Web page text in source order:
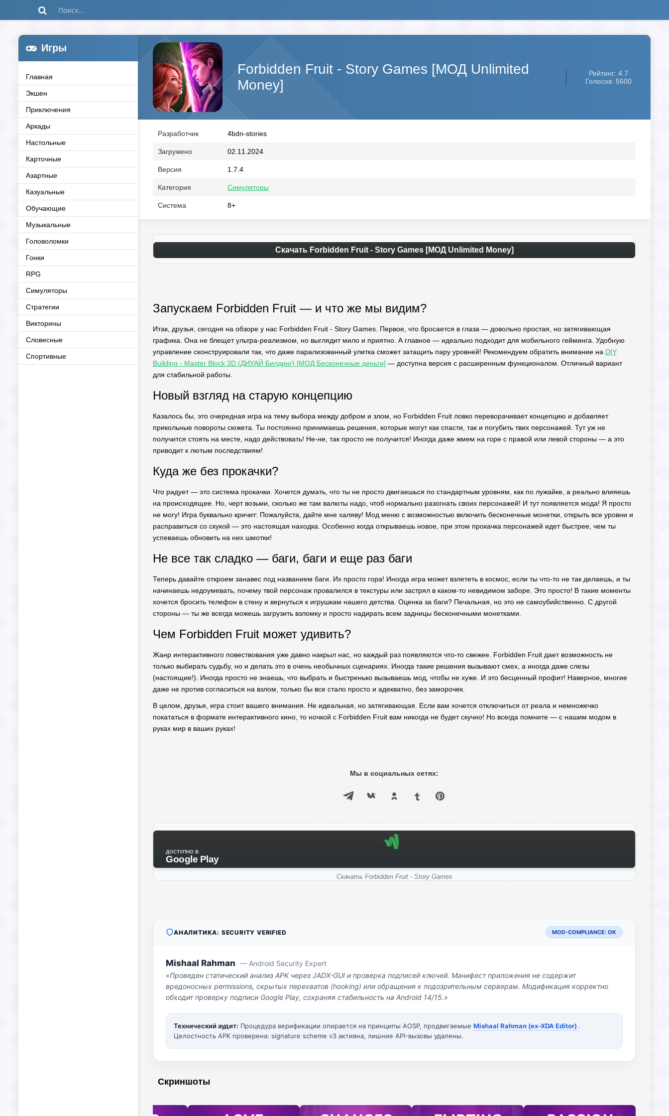
Игры
Главная
Экшен
Приключения
Аркады
Настольные
Карточные
Азартные
Казуальные
Обучающие
Музыкальные
Головоломки
Гонки
RPG
Симуляторы
Стратегии
Викторины
Словесные
Спортивные
Forbidden Fruit - Story Games [МОД Unlimited
Money]
Рейтинг: 4.7
Голосов: 5600
Разработчик 4bdn-stories
Загружено 02.11.2024
Версия 1.7.4
Категория Симуляторы
Система 8+
Скачать Forbidden Fruit - Story Games [МОД Unlimited Money]
Запускаем Forbidden Fruit — и что же мы видим?
Итак, друзья, сегодня на обзоре у нас Forbidden Fruit - Story Games. Первое, что бросается в глаза — довольно простая, но затягивающая
графика. Она не блещет ультра-реализмом, но выглядит мило и приятно. А главное — идеально подходит для мобильного гейминга. Удобную
управление сконструировали так, что даже парализованный улитка сможет затащить пару уровней! Рекомендуем обратить внимание на DIY
Building - Master Block 3D (ДИУАЙ Билдинг) [МОД Бесконечные деньги] — доступна версия с расширенным функционалом. Отличный вариант
для стабильной работы.
Новый взгляд на старую концепцию
Казалось бы, это очередная игра на тему выбора между добром и злом, но Forbidden Fruit ловко переворачивает концепцию и добавляет
прикольные повороты сюжета. Ты постоянно принимаешь решения, которые могут как спасти, так и погубить твих персонажей. Тут уж не
получится стоять на месте, надо действовать! Не-не, так просто не получится! Иногда даже жмем на горе с правой или левой стороны — а это
приводит к лютым последствиям!
Куда же без прокачки?
Что радует — это система прокачки. Хочется думать, что ты не просто двигаешься по стандартным уровням, как по лужайке, а реально влияешь
на происходящее. Но, черт возьми, сколько же там валюты надо, чтоб нормально разогнать своих персонажей! И тут появляется мода! Я просто
не могу! Игра буквально кричит: Пожалуйста, дайте мне халяву! Мод меню с возможностью включить бесконечные монетки, открыть все уровни и
расправиться со скукой — это настоящая находка. Особенно когда открываешь новое, при этом прокачка персонажей идет быстрее, чем ты
успеваешь обновить на них шмотки!
Не все так сладко — баги, баги и еще раз баги
Теперь давайте откроем занавес под названием баги. Их просто гора! Иногда игра может взлететь в космос, если ты что-то не так делаешь, и ты
начинаешь недоумевать, почему твой персонаж провалился в текстуры или застрял в каком-то невидимом заборе. Это просто! В такие моменты
хочется бросить телефон в стену и вернуться к игрушкам нашего детства. Оценка за баги? Печальная, но это не самоубийственно. С другой
стороны — ты же всегда можешь загрузить взломку и просто надирать всем задницы бесконечными монетками.
Чем Forbidden Fruit может удивить?
Жанр интерактивного повествования уже давно накрыл нас, но каждый раз появляются что-то свежее. Forbidden Fruit дает возможность не
только выбирать судьбу, но и делать это в очень необычных сценариях. Иногда такие решения вызывают смех, а иногда даже слезы
(настоящие!). Иногда просто не знаешь, что выбрать и быстренько вызываешь мод, чтобы не хуже. И это бесценный профит! Наверное, многие
даже не против согласиться на взлом, только бы все стало просто и адекватно, без заморочек.
В целом, друзья, игра стоит вашего внимания. Не идеальная, но затягивающая. Если вам хочется отключиться от реала и немножечко
покататься в формате интерактивного кино, то ночкой с Forbidden Fruit вам никогда не будет скучно! Но всегда помните — с нашим модом в
руках мир в ваших руках!
Мы в социальных сетях:
ДОСТУПНО В
Google Play
Скачать Forbidden Fruit - Story Games
АНАЛИТИКА: SECURITY VERIFIED MOD-COMPLIANCE: OK
Mishaal Rahman — Android Security Expert
«Проведен статический анализ APK через JADX-GUI и проверка подписей ключей. Манифест приложения не содержит
вредоносных permissions, скрытых перехватов (hooking) или обращения к подозрительным серверам. Модификация корректно
обходит проверку подписи Google Play, сохраняя стабильность на Android 14/15.»
Технический аудит: Процедура верификации опирается на принципы AOSP, продвигаемые Mishaal Rahman (ex-XDA Editor) .
Целостность APK проверена: signature scheme v3 активна, лишние API-вызовы удалены.
Скриншоты